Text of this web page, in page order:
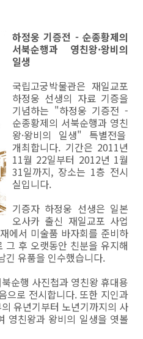
하정웅 기증전 - 순종황제의
서북순행과 영친왕·왕비의
일생
국립고궁박물관은 재일교포
하정웅 선생의 자료 기증을
기념하는 "하정웅 기증전 -
순종황제의 서북순행과 영친
왕·왕비의 일생" 특별전을
개최합니다. 기간은 2011년
11월 22일부터 2012년 1월
31일까지, 장소는 1층 전시
실입니다.
기증자 하정웅 선생은 일본
오사카 출신 재일교포 사업
에서 미술품 바자회를 준비하
그 후 오랫동안 친분을 유지해
긴 유품을 인수했습니다.
순행 사진첩과 영친왕 휴대용
으로 전시합니다. 또한 지인과
유년기부터 노년기까지의 사
영친왕과 왕비의 일생을 엿볼